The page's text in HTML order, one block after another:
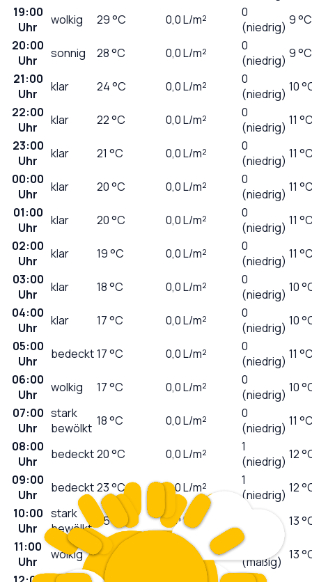
19:00
Uhr
wolkig 29°C 0,0L/m²
0
(niedrig) 9 °C
20:00
Uhr
sonnig 28°C 0,0L/m²
0
(niedrig) 9 °C
21:00
Uhr
klar 24°C 0,0L/m²
0
(niedrig) 10
22:00
Uhr
klar 22°C 0,0L/m²
0
(niedrig) 11
23:00
Uhr
klar 21 °C 0,0L/m²
0
(niedrig) 11
00:00
Uhr
klar 20°C 0,0L/m²
0
(niedrig) 11
01:00
Uhr
klar 20°C 0,0L/m²
0
(niedrig) 11
02:00
Uhr
klar 19°C 0,0L/m²
0
(niedrig) 11
03:00
Uhr
klar 18°C 0,0L/m²
0
(niedrig) 10
04:00
Uhr
klar 17°C 0,0L/m²
0
(niedrig) 10
05:00
Uhr
bedeckt17°C 0,0L/m²
0
(niedrig) 11
06:00
Uhr
wolkig 17°C 0,0L/m²
0
(niedrig) 10
07:00
Uhr
stark
bewölkt 18°C 0,0L/m²
0
(niedrig) 11
08:00
Uhr
bedeckt20°C 0,0L/m²
1
(niedrig) 12
09:00
Uhr
bedeckt23°C 0,0L/m²
1
(niedrig) 12
10:00
Uhr
stark
bewölkt
25°C 0,0L/m²
(mäßig)
13
11:00
Uhr
wolkig 28°C L/m²
4
(mäßig) 13